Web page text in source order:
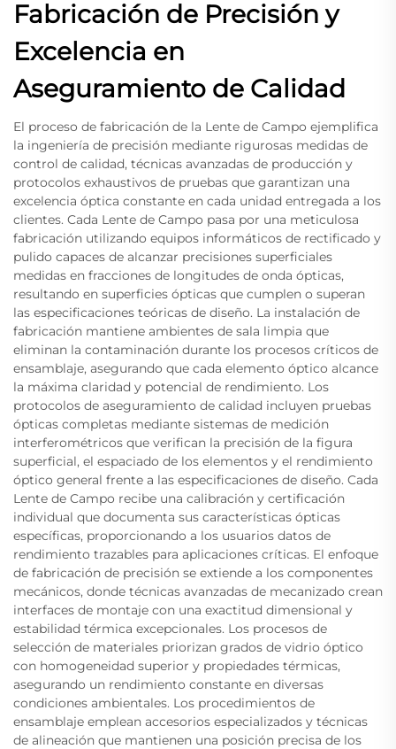
Fabricación de Precisión y
Excelencia en
Aseguramiento de Calidad
El proceso de fabricación de la Lente de Campo ejemplifica
la ingeniería de precisión mediante rigurosas medidas de
control de calidad, técnicas avanzadas de producción y
protocolos exhaustivos de pruebas que garantizan una
excelencia óptica constante en cada unidad entregada a los
clientes. Cada Lente de Campo pasa por una meticulosa
fabricación utilizando equipos informáticos de rectificado y
pulido capaces de alcanzar precisiones superficiales
medidas en fracciones de longitudes de onda ópticas,
resultando en superficies ópticas que cumplen o superan
las especificaciones teóricas de diseño. La instalación de
fabricación mantiene ambientes de sala limpia que
eliminan la contaminación durante los procesos críticos de
ensamblaje, asegurando que cada elemento óptico alcance
la máxima claridad y potencial de rendimiento. Los
protocolos de aseguramiento de calidad incluyen pruebas
ópticas completas mediante sistemas de medición
interferométricos que verifican la precisión de la figura
superficial, el espaciado de los elementos y el rendimiento
óptico general frente a las especificaciones de diseño. Cada
Lente de Campo recibe una calibración y certificación
individual que documenta sus características ópticas
específicas, proporcionando a los usuarios datos de
rendimiento trazables para aplicaciones críticas. El enfoque
de fabricación de precisión se extiende a los componentes
mecánicos, donde técnicas avanzadas de mecanizado crean
interfaces de montaje con una exactitud dimensional y
estabilidad térmica excepcionales. Los procesos de
selección de materiales priorizan grados de vidrio óptico
con homogeneidad superior y propiedades térmicas,
asegurando un rendimiento constante en diversas
condiciones ambientales. Los procedimientos de
ensamblaje emplean accesorios especializados y técnicas
de alineación que mantienen una posición precisa de los